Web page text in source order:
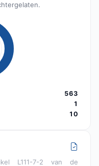
563
1
10
L111-7-2 van de